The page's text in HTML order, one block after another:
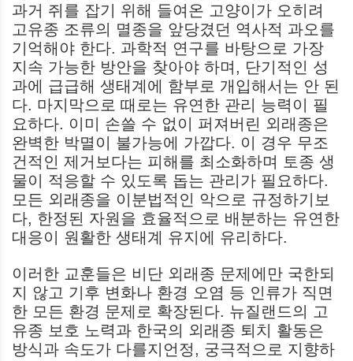
과거 쥐를 잡기 위해 들여온 고양이가 오히려
고유종 조류의 멸종을 앞당겼던 역사적 과오를
기억해야 한다. 과학적 연구를 바탕으로 가장
지속 가능한 방안을 찾아야 하며, 단기적인 성
과에 급급해 생태계에 함부로 개입해서는 안 된
다. 마지막으로 때로는 유연한 관리 능력이 필
요하다. 이미 손쓸 수 없이 퍼져버린 외래종은
완벽한 박멸이 불가능에 가깝다. 이 경우 무조
건적인 제거보다는 피해를 최소화하며 토종 생
물이 적응할 수 있도록 돕는 관리가 필요하다.
모든 외래종을 이분법적인 악으로 규정하기보
다, 한정된 자원을 효율적으로 배분하는 유연한
대응이 원활한 생태계 유지에 유리하다.
이러한 교훈들은 비단 외래종 문제에만 국한되
지 않고 기후 변화나 환경 오염 등 인류가 직면
한 모든 환경 문제로 확장된다. 뉴질랜드의 고
유종 보호 노력과 한국의 외래종 퇴치 활동은
방식과 속도가 다를지언정, 궁극적으로 지향하